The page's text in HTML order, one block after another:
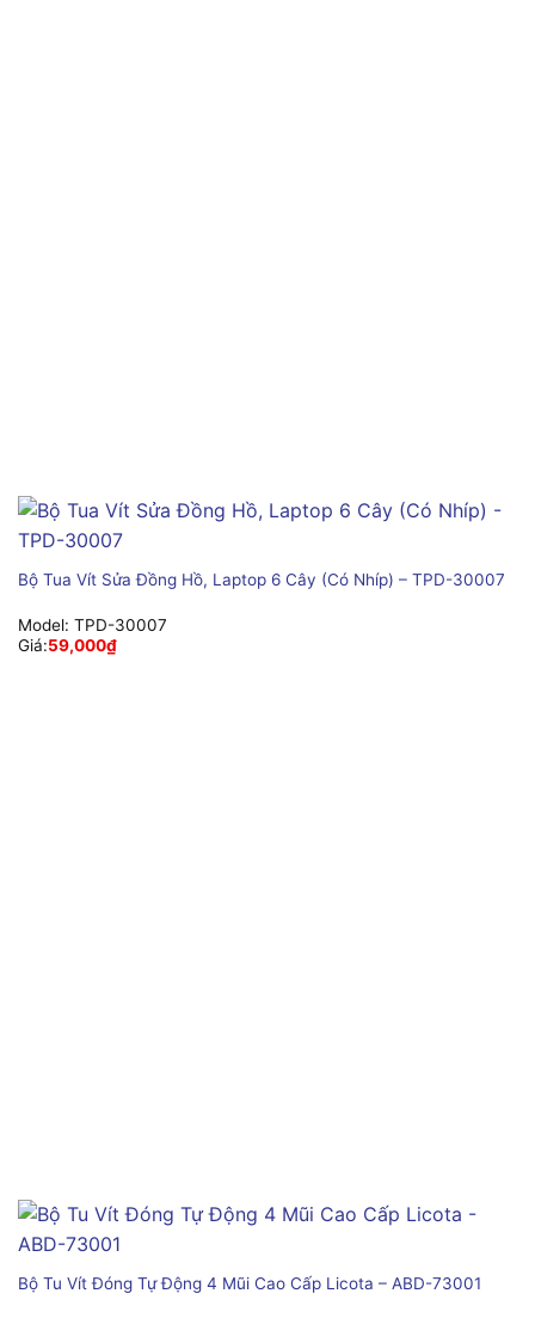
Bộ Tua Vít Sửa Đồng Hồ, Laptop 6 Cây (Có Nhíp) – TPD-30007
Model: TPD-30007
Giá:59,000₫
Bộ Tu Vít Đóng Tự Động 4 Mũi Cao Cấp Licota – ABD-73001